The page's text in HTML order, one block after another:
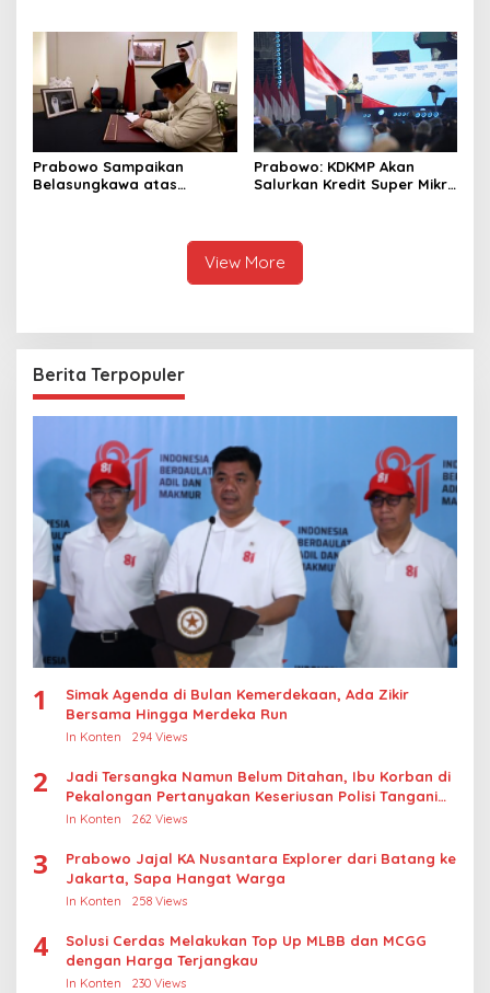
Prabowo Sampaikan
Belasungkawa atas
Prabowo: KDKMP Akan
Salurkan Kredit Super Mikro
View More
Berita Terpopuler
1
Simak Agenda di Bulan Kemerdekaan, Ada Zikir
Bersama Hingga Merdeka Run
In Konten 294 Views
2
Jadi Tersangka Namun Belum Ditahan, Ibu Korban di
Pekalongan Pertanyakan Keseriusan Polisi Tangani
Kasus Rudapksa Sampai Anaknya Hamil
In Konten 262 Views
3
Prabowo Jajal KA Nusantara Explorer dari Batang ke
Jakarta, Sapa Hangat Warga
In Konten 258 Views
4
Solusi Cerdas Melakukan Top Up MLBB dan MCGG
dengan Harga Terjangkau
In Konten 230 Views